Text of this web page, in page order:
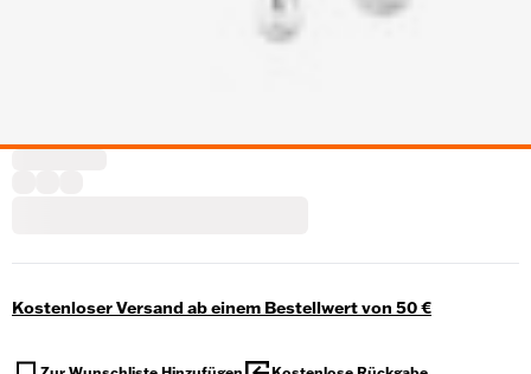
Kostenloser Versand ab einem Bestellwert von 50 €